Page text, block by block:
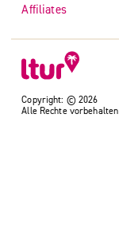
Copyright: © 2026
Alle Rechte vorbehalten
Affiliates